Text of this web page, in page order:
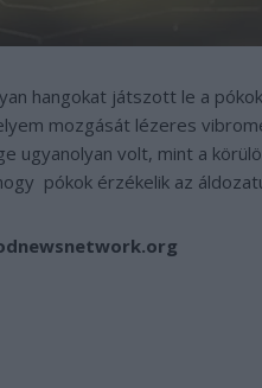
hangokat játszott le a
mozgását lézeres
ugyanolyan volt, mint a
pókok érzékelik az